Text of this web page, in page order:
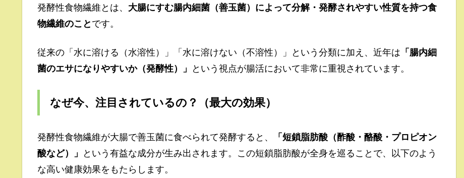
発酵性食物繊維とは、 大腸にすむ腸内細菌（善玉菌）によって分解・発酵されやすい性質を持つ食
物繊維のこと です。
従来の「水に溶ける（水溶性）」「水に溶けない（不溶性）」という分類に加え、近年は 「腸内細
菌のエサになりやすいか（発酵性）」
という視点が腸活において非常に重視されています。
なぜ今、注目されているの？（最大の効果）
発酵性食物繊維が大腸で善玉菌に食べられて発酵すると、
「短鎖脂肪酸（酢酸・酪酸・プロピオン
酸など）」
という有益な成分が生み出されます。この短鎖脂肪酸が全身を巡ることで、以下のよう
な高い健康効果をもたらします。